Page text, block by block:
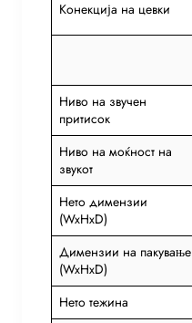
Конекција на цевки
Ниво на звучен
притисок
Ниво на моќност на
звукот
Нето димензии
(WxHxD)
Димензии на пакување
(WxHxD)
Нето тежина